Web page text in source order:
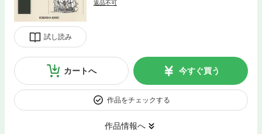
試し読み
返品不可
カートへ 今すぐ買う
作品をチェックする
作品情報へ